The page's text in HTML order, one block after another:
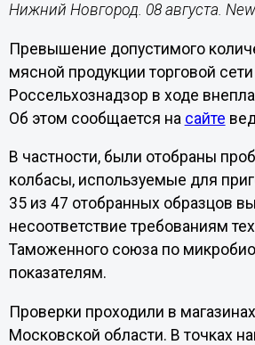
Нижний Новгород. 08 августа.
Превышение допустимого
мясной продукции торговой
Россельхознадзор в ходе
Об этом сообщается на сайте
В частности, были отобраны
колбасы, используемые для
35 из 47 отобранных образцов
несоответствие требованиям
Таможенного союза по
показателям.
Проверки проходили в
Московской области. В точках